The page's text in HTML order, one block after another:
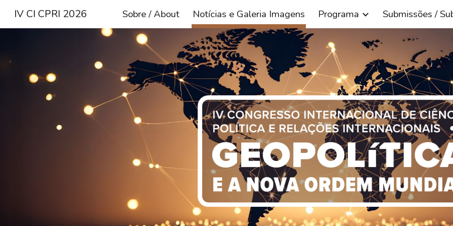
Skip to main content Skip to
IV CI CPRI 2026 Sobre / About Notícias e Galeria Imagens Programa Submissões /